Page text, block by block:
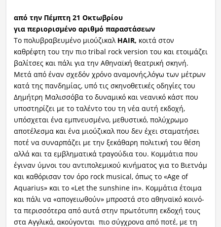
από την Πέμπτη 21 Οκτωβρίου
για περιορισμένο αριθμό παραστάσεων
To πολυβραβευμένο μιούζικαλ HAIR, κοιτά στον
καθρέφτη του την πιο tribal rock version του και ετοιμάζει
βαλίτσες και πάλι για την Αθηναϊκή θεατρική σκηνή.
Μετά από έναν σχεδόν χρόνο αναμονής,λόγω των μέτρων
κατά της πανδημίας, υπό τις σκηνοθετικές οδηγίες του
Δημήτρη Μαλισσόβα το δυναμικό και νεανικό κάστ που
υποστηρίζει με το ταλέντο του τη νέα αυτή εκδοχή,
υπόσχεται ένα εμπνευσμένο, μεθυστικό, πολύχρωμο
αποτέλεσμα και ένα μιούζικαλ που δεν έχει σταματήσει
ποτέ να συναρπάζει με την ξεκάθαρη πολιτική του θέση
αλλά και τα εμβληματικά τραγούδια του. Κομμάτια που
έγιναν ύμνοι του αντιπολεμικού κινήματος για το Βιετνάμ
και καθόρισαν τον όρο rock musical, όπως το «Age of
Aquarius» και το «Let the sunshine in». Κομμάτια έτοιμα
και πάλι να «απογειωθούν» μπροστά στο αθηναϊκό κοινό-
τα περισσότερα από αυτά στην πρωτότυπη εκδοχή τους
στα Αγγλικά, ακούγονται πιο σύγχρονα από ποτέ, με τη